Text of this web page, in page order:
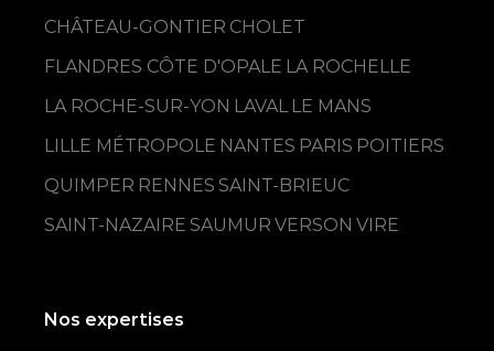
CHÂTEAU-GONTIER CHOLET
FLANDRES CÔTE D'OPALE LA ROCHELLE
LA ROCHE-SUR-YON LAVAL LE MANS
LILLE MÉTROPOLE NANTES PARIS POITIERS
QUIMPER RENNES SAINT-BRIEUC
SAINT-NAZAIRE SAUMUR VERSON VIRE
Nos expertises